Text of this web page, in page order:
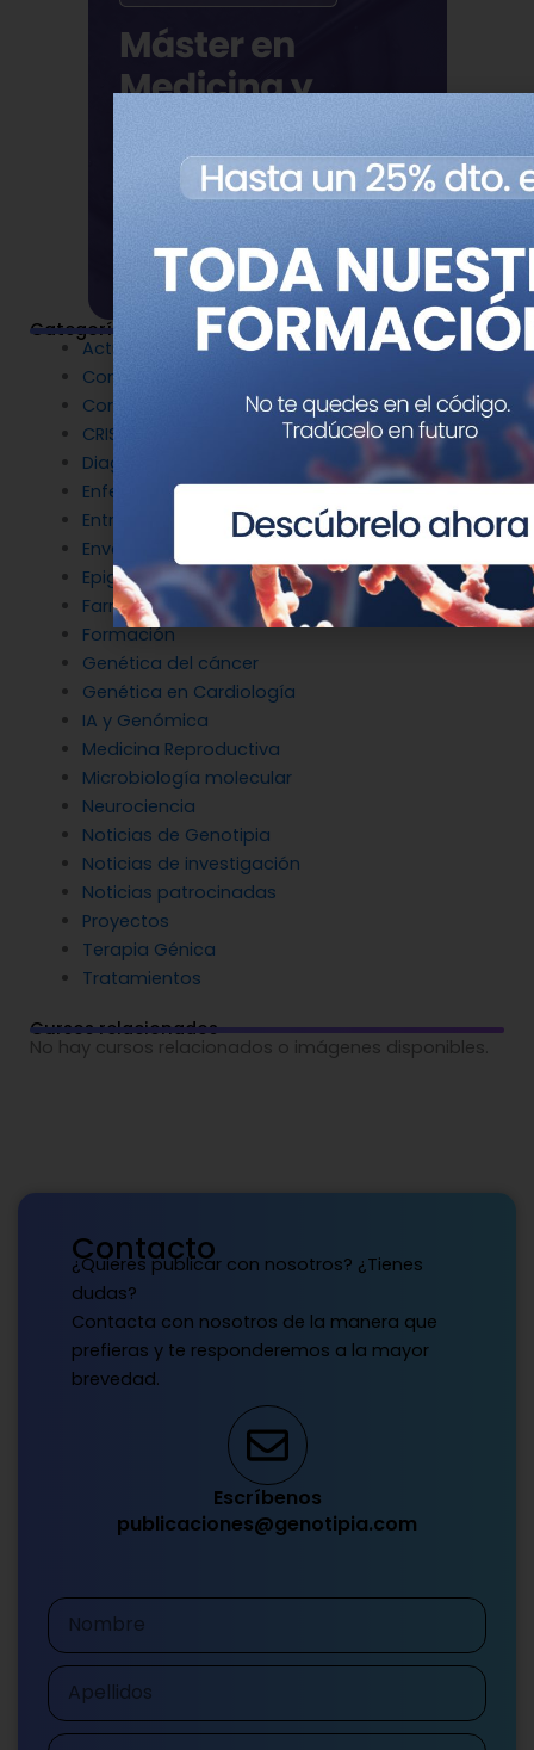
Categorías
Actualidad
Congresos
Coronavirus
CRISPR
Diagnóstico Genético
Enfermedades Raras
Entrevistas
Envejecimiento y longevidad
Epigenética
Farmacogenética
Formación
Genética del cáncer
Genética en Cardiología
IA y Genómica
Medicina Reproductiva
Microbiología molecular
Neurociencia
Noticias de Genotipia
Noticias de investigación
Noticias patrocinadas
Proyectos
Terapia Génica
Tratamientos
Cursos relacionados
No hay cursos relacionados o imágenes disponibles.
Contacto
¿Quieres publicar con nosotros? ¿Tienes
dudas?
Contacta con nosotros de la manera que
prefieras y te responderemos a la mayor
brevedad.
Escríbenos
publicaciones@genotipia.com
Nombre
Apellidos